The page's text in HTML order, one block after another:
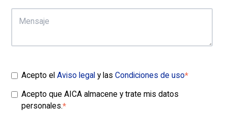
Acepto el Aviso legaly las Condiciones de uso*
Acepto que AICA almacene y trate mis datos
personales.*